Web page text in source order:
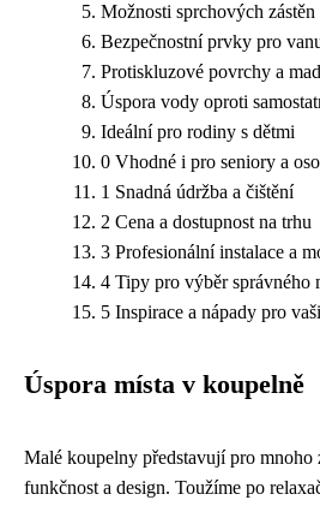
Možnosti sprchových zástěn
Bezpečnostní prvky pro
Protiskluzové povrchy a
Úspora vody oproti
Ideální pro rodiny s dětmi
0 Vhodné i pro seniory a
1 Snadná údržba a čištění
2 Cena a dostupnost na trhu
3 Profesionální instalace a
4 Tipy pro výběr správného
5 Inspirace a nápady pro
Úspora místa v koupelně
Malé koupelny představují pro mnoho
funkčnost a design. Toužíme po